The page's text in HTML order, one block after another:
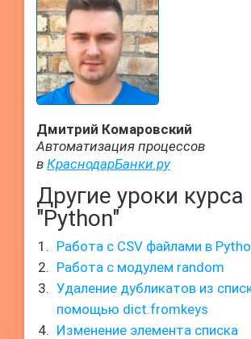
Дмитрий Комаровский
Автоматизация процессов
в КраснодарБанки.ру
Другие уроки курса
"Python"
Работа с CSV файлами в
Работа с модулем random
Удаление дубликатов из
помощью dict.fromkeys
Изменение элемента списка